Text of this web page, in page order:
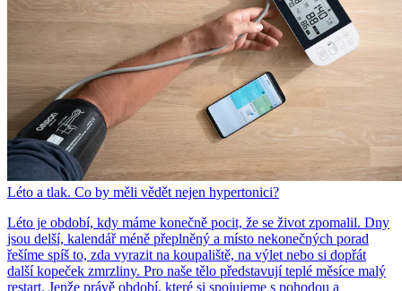
Léto a tlak. Co by měli vědět nejen hypertonici?
Léto je období, kdy máme konečně pocit, že se život zpomalil. Dny
jsou delší, kalendář méně přeplněný a místo nekonečných porad
řešíme spíš to, zda vyrazit na koupaliště, na výlet nebo si dopřát
další kopeček zmrzliny. Pro naše tělo představují teplé měsíce malý
restart. Jenže právě období, které si spojujeme s pohodou a